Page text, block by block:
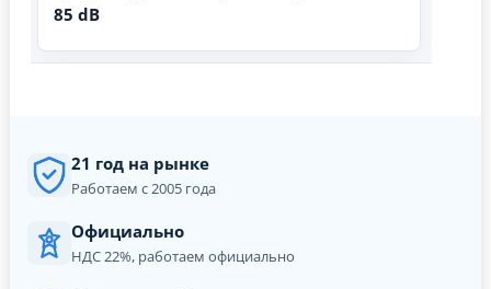
85 dB
21 год на рынке
Работаем с 2005 года
Официально
НДС 22%, работаем официально